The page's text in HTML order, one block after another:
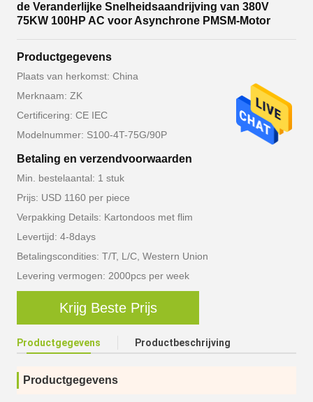
de Veranderlijke Snelheidsaandrijving van 380V
75KW 100HP AC voor Asynchrone PMSM-Motor
Productgegevens
Plaats van herkomst: China
Merknaam: ZK
Certificering: CE IEC
Modelnummer: S100-4T-75G/90P
Betaling en verzendvoorwaarden
Min. bestelaantal: 1 stuk
Prijs: USD 1160 per piece
Verpakking Details: Kartondoos met flim
Levertijd: 4-8days
Betalingscondities: T/T, L/C, Western Union
Levering vermogen: 2000pcs per week
Krijg Beste Prijs
Productgegevens Productbeschrijving
Productgegevens